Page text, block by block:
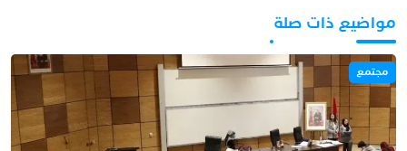
مواضيع ذات صلة
مجتمع